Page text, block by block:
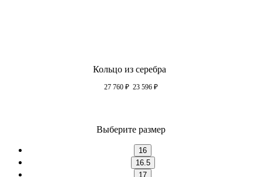
Кольцо из серебра
27 760 ₽ 23 596 ₽
Выберите размер
16
16.5
17